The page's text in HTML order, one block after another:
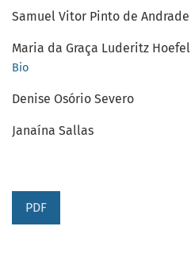
Samuel Vitor Pinto de Andrade
Maria da Graça Luderitz Hoefel
Bio
Denise Osório Severo
Janaína Sallas
PDF